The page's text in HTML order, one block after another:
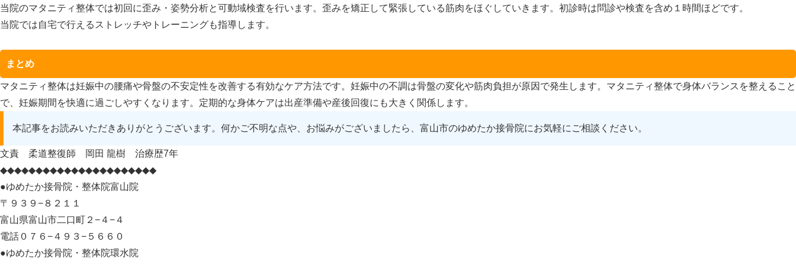
当院のマタニティ整体では初回に歪み・姿勢分析と可動域検査を行います。歪みを矯正して緊張している筋肉をほぐしていきます。初診時は問診や検査を含め１時間ほどです。
当院では自宅で行えるストレッチやトレーニングも指導します。
まとめ
マタニティ整体は妊娠中の腰痛や骨盤の不安定性を改善する有効なケア方法です。妊娠中の不調は骨盤の変化や筋肉負担が原因で発生します。マタニティ整体で身体バランスを整えること
で、妊娠期間を快適に過ごしやすくなります。定期的な身体ケアは出産準備や産後回復にも大きく関係します。
本記事をお読みいただきありがとうございます。何かご不明な点や、お悩みがございましたら、富山市のゆめたか接骨院にお気軽にご相談ください。
文責 柔道整復師 岡田 龍樹 治療歴7年
◆◆◆◆◆◆◆◆◆◆◆◆◆◆◆◆◆◆◆◆◆◆
●ゆめたか接骨院・整体院富山院
〒９３９−８２１１
富山県富山市二口町２−４−４
電話０７６−４９３−５６６０
●ゆめたか接骨院・整体院環水院